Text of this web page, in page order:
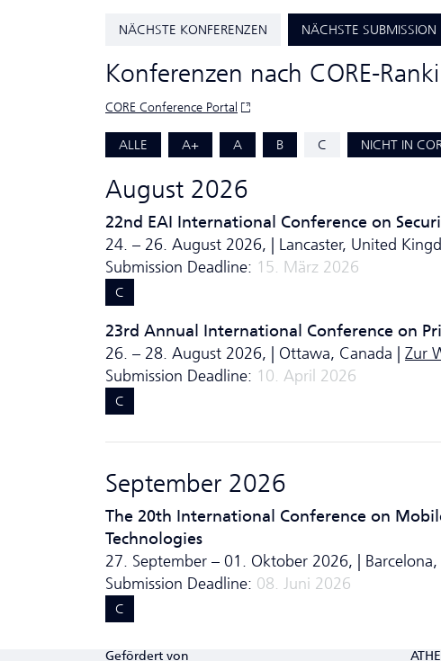
NÄCHSTE KONFERENZEN NÄCHSTE SUBMISSION
Konferenzen nach CORE-
CORE Conference Portal
ALLE A+ A B C NICHT IN
August 2026
22nd EAI International Conference on
24. – 26. August 2026, | Lancaster, United
Submission Deadline: 15. März 2026
C
23rd Annual International Conference on
26. – 28. August 2026, | Ottawa, Canada | Zur
Submission Deadline: 10. April 2026
C
September 2026
The 20th International Conference on
Technologies
27. September – 01. Oktober 2026, | Barcelona,
Submission Deadline: 08. Juni 2026
C
Gefördert von